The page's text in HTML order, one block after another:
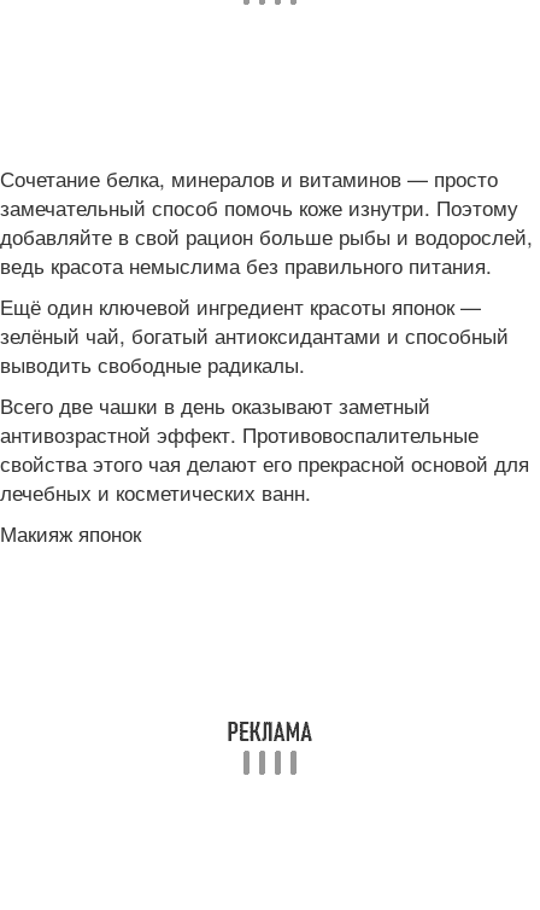
Сочетание белка, минералов и витаминов — просто
замечательный способ помочь коже изнутри. Поэтому
добавляйте в свой рацион больше рыбы и водорослей,
ведь красота немыслима без правильного питания.
Ещё один ключевой ингредиент красоты японок —
зелёный чай, богатый антиоксидантами и способный
выводить свободные радикалы.
Всего две чашки в день оказывают заметный
антивозрастной эффект. Противовоспалительные
свойства этого чая делают его прекрасной основой для
лечебных и косметических ванн.
Макияж японок